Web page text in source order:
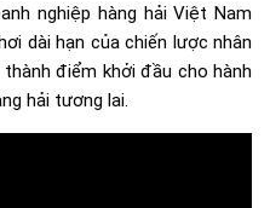
nghiệp hàng hải Việt Nam
dài hạn của chiến lược nhân
điểm khởi đầu cho hành
hải tương lai.